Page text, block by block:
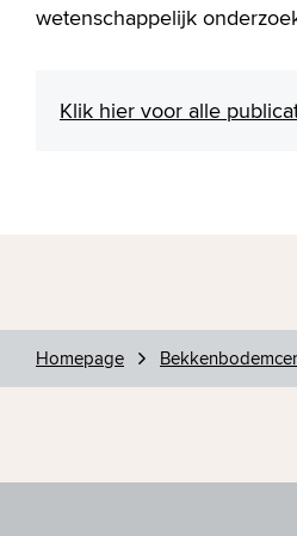
wetenschappelijk
Klik hier voor alle
Homepage